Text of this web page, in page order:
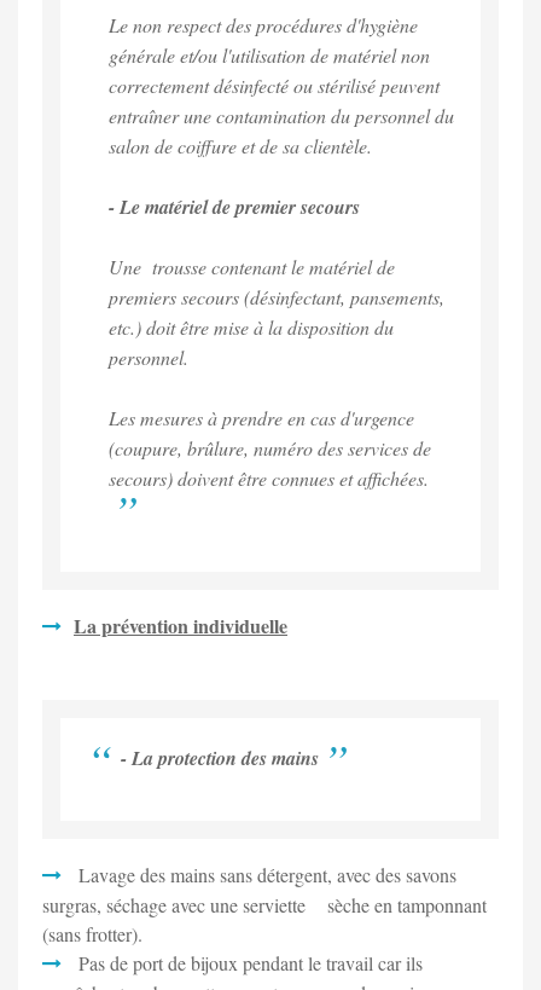
Le non respect des procédures d'hygiène
générale et/ou l'utilisation de matériel non
correctement désinfecté ou stérilisé peuvent
entraîner une contamination du personnel du
salon de coiffure et de sa clientèle.
- Le matériel de premier secours
Une trousse contenant le matériel de
premiers secours (désinfectant, pansements,
etc.) doit être mise à la disposition du
personnel.
Les mesures à prendre en cas d'urgence
(coupure, brûlure, numéro des services de
secours) doivent être connues et affichées.
La prévention individuelle
- La protection des mains
Lavage des mains sans détergent, avec des savons
surgras, séchage avec une serviette sèche en tamponnant
(sans frotter).
Pas de port de bijoux pendant le travail car ils